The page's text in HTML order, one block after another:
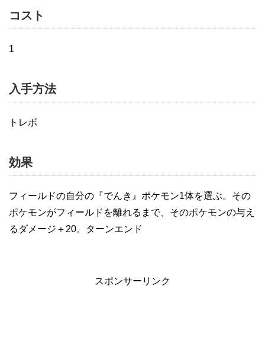
コスト
1
入手方法
トレボ
効果
フィールドの自分の『でんき』ポケモン1体を選ぶ。その
ポケモンがフィールドを離れるまで、そのポケモンの与え
るダメージ＋20。ターンエンド
スポンサーリンク